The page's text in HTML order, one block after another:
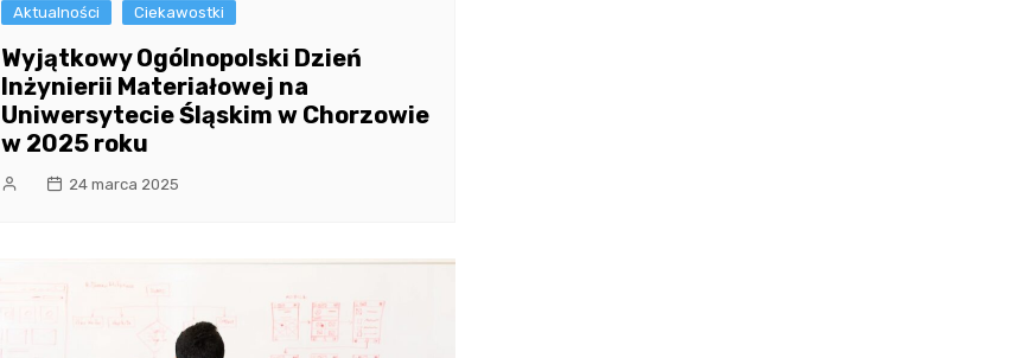
Aktualności Ciekawostki
Wyjątkowy Ogólnopolski Dzień
Inżynierii Materiałowej na
Uniwersytecie Śląskim w Chorzowie
w 2025 roku
24 marca 2025